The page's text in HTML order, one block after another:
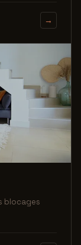
→
blocages